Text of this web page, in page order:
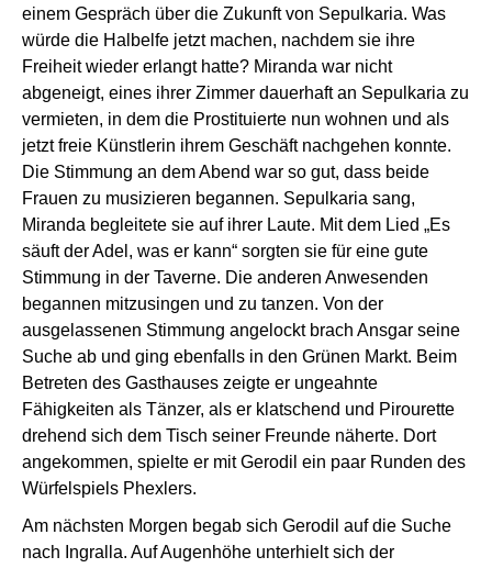
einem Gespräch über die Zukunft von Sepulkaria. Was
würde die Halbelfe jetzt machen, nachdem sie ihre
Freiheit wieder erlangt hatte? Miranda war nicht
abgeneigt, eines ihrer Zimmer dauerhaft an Sepulkaria zu
vermieten, in dem die Prostituierte nun wohnen und als
jetzt freie Künstlerin ihrem Geschäft nachgehen konnte.
Die Stimmung an dem Abend war so gut, dass beide
Frauen zu musizieren begannen. Sepulkaria sang,
Miranda begleitete sie auf ihrer Laute. Mit dem Lied „Es
säuft der Adel, was er kann“ sorgten sie für eine gute
Stimmung in der Taverne. Die anderen Anwesenden
begannen mitzusingen und zu tanzen. Von der
ausgelassenen Stimmung angelockt brach Ansgar seine
Suche ab und ging ebenfalls in den Grünen Markt. Beim
Betreten des Gasthauses zeigte er ungeahnte
Fähigkeiten als Tänzer, als er klatschend und Pirourette
drehend sich dem Tisch seiner Freunde näherte. Dort
angekommen, spielte er mit Gerodil ein paar Runden des
Würfelspiels Phexlers.
Am nächsten Morgen begab sich Gerodil auf die Suche
nach Ingralla. Auf Augenhöhe unterhielt sich der